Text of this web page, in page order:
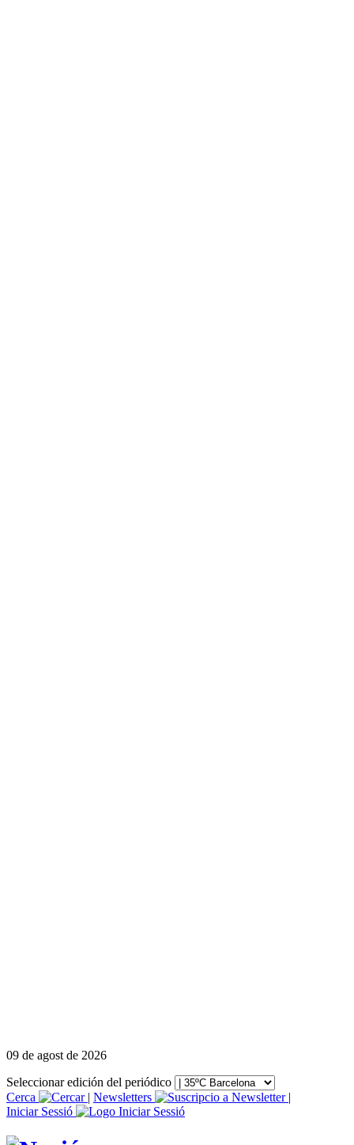
09 de agost de 2026
Seleccionar edición del periódico
Cerca
| Newsletters
|
Iniciar Sessió